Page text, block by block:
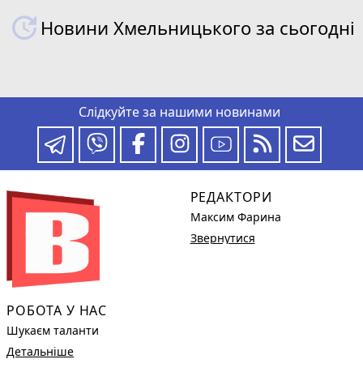
Новини Хмельницького за сьогодні
Слідкуйте за нашими новинами
РОБОТА У НАС
Шукаєм таланти
Детальніше
РЕДАКТОРИ
Максим Фарина
Звернутися